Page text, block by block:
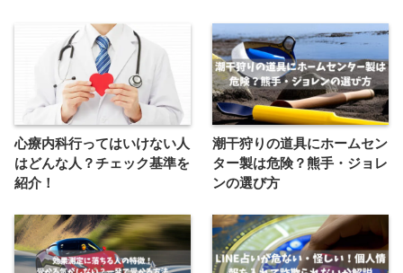
心療内科行ってはいけない人
はどんな人？チェック基準を
紹介！
潮干狩りの道具にホームセン
ター製は危険？熊手・ジョレ
ンの選び方